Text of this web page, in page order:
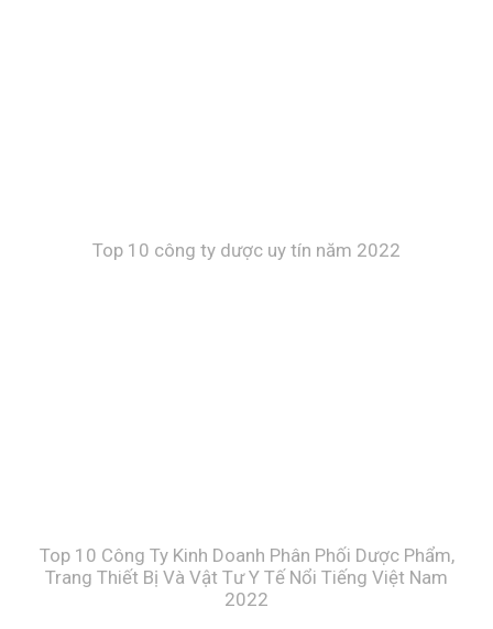
Top 10 công ty dược uy tín năm 2022
Top 10 Công Ty Kinh Doanh Phân Phối Dược Phẩm,
Trang Thiết Bị Và Vật Tư Y Tế Nổi Tiếng Việt Nam
2022